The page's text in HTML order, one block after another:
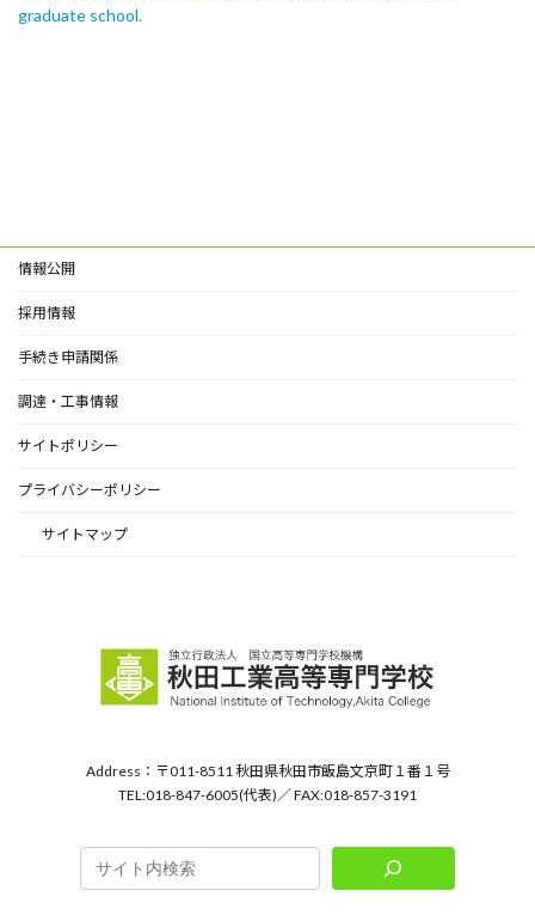
graduate school.
情報公開
採用情報
手続き申請関係
調達・工事情報
サイトポリシー
プライバシーポリシー
サイトマップ
Address：〒011-8511 秋田県秋田市飯島文京町１番１号
TEL:018-847-6005(代表)／ FAX:018-857-3191